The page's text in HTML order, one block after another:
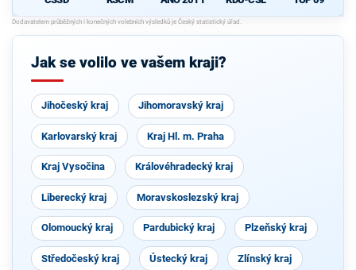
Jak se volilo ve vašem kraji?
Jihočeský kraj Jihomoravský kraj
Karlovarský kraj Kraj Hl. m. Praha
Kraj Vysočina Královéhradecký kraj
Liberecký kraj Moravskoslezský kraj
Olomoucký kraj Pardubický kraj Plzeňský kraj
Středočeský kraj Ústecký kraj Zlínský kraj